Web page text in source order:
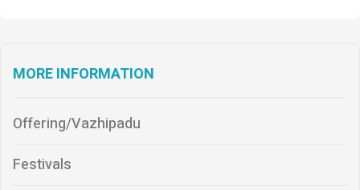
MORE INFORMATION
Offering/Vazhipadu
Festivals